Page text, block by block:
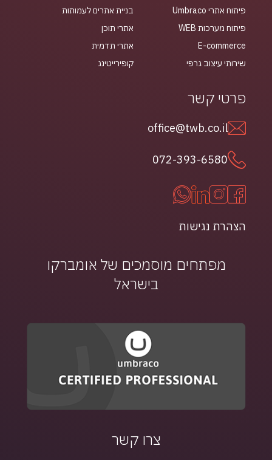
פיתוח אתרי Umbraco
בניית אתרים לעמותות
פיתוח מערכות WEB
אתרי תוכן
E-commerce
אתרי תדמית
שירותי עיצוב גרפי
קופירייטינג
פרטי קשר
office@twb.co.il
072-393-6580
הצהרת נגישות
מפתחים מוסמכים של אומברקו
בישראל
צרו קשר